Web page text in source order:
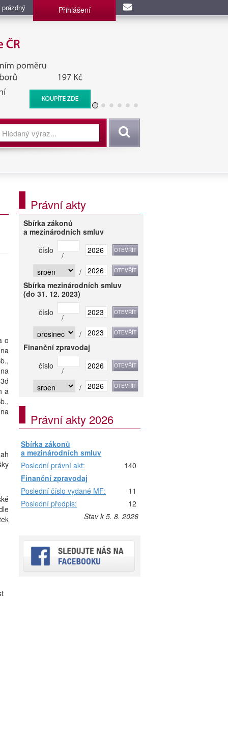
Přihlášení
BIS, Zpravodajské
Vyhledat
o
a
Právní akty
Sbírka zákonů
a mezinárodních smluv
číslo
/
/
Sbírka mezinárodních smluv
(do 31. 12. 2023)
číslo
/
/
Finanční zpravodaj
číslo
/
/
Právní akty 2026
Sbírka zákonů
a mezinárodních smluv
Poslední právní akt:
140
Finanční zpravodaj
Poslední číslo vydané MF:
11
Poslední předpis:
12
Stav k 5. 8. 2026